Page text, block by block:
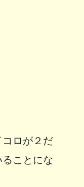
ロが２だ
ことにな